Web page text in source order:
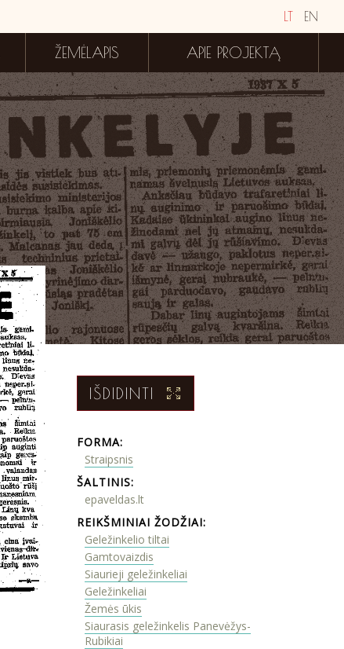
LT EN
ŽEMĖLAPIS APIE PROJEKTĄ
IŠDIDINTI
FORMA:
Straipsnis
ŠALTINIS:
epaveldas.lt
REIKŠMINIAI ŽODŽIAI:
Geležinkelio tiltai
Gamtovaizdis
Siaurieji geležinkeliai
Geležinkeliai
Žemės ūkis
Siaurasis geležinkelis Panevėžys-
Rubikiai